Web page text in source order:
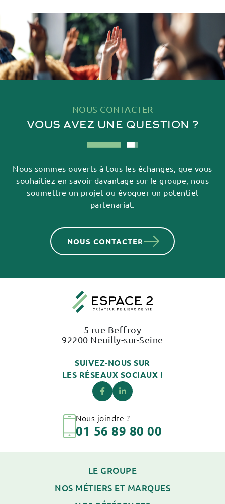
NOUS CONTACTER
VOUS AVEZ UNE QUESTION ?
Nous sommes ouverts à tous les échanges, que vous
souhaitiez en savoir davantage sur le groupe, nous
soumettre un projet ou évoquer un potentiel
partenariat.
NOUS CONTACTER
5 rue Beffroy
92200 Neuilly-sur-Seine
SUIVEZ-NOUS SUR
LES RÉSEAUX SOCIAUX !
Nous joindre ?
01 56 89 80 00
LE GROUPE
NOS MÉTIERS ET MARQUES